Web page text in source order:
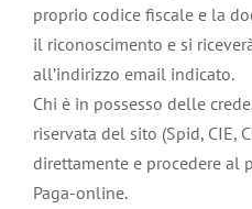
proprio codice fiscale e la
il riconoscimento e si
all’indirizzo email indicato.
Chi è in possesso delle
riservata del sito (Spid, CIE,
direttamente e procedere al
Paga-online.